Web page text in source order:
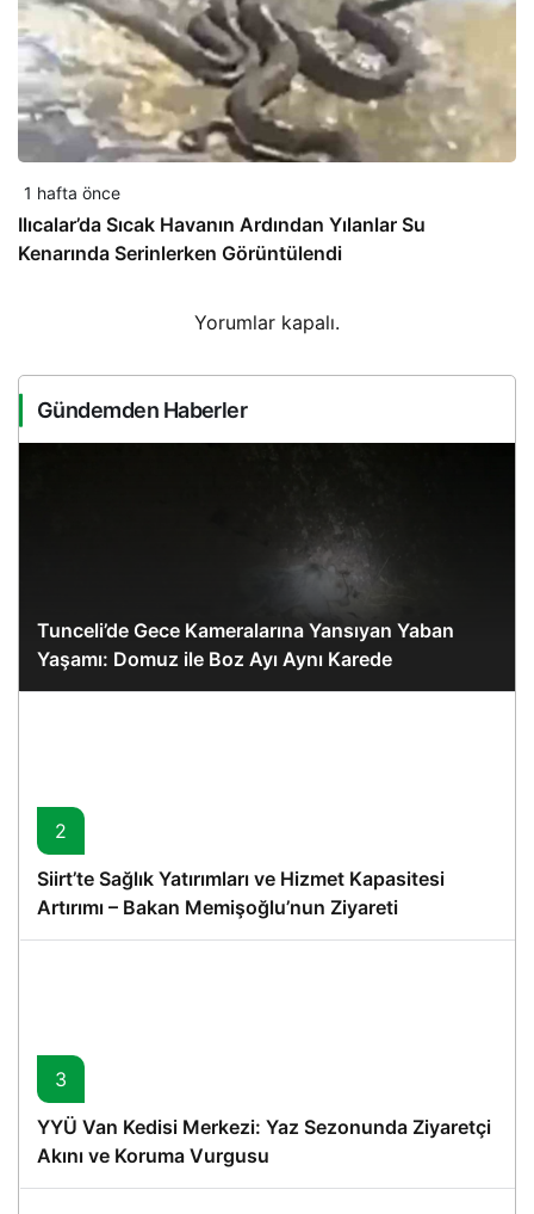
1 hafta önce
Ilıcalar’da Sıcak Havanın Ardından Yılanlar Su
Kenarında Serinlerken Görüntülendi
Yorumlar kapalı.
Gündemden Haberler
Tunceli’de Gece Kameralarına Yansıyan Yaban
Yaşamı: Domuz ile Boz Ayı Aynı Karede
2
Siirt’te Sağlık Yatırımları ve Hizmet Kapasitesi
Artırımı – Bakan Memişoğlu’nun Ziyareti
3
YYÜ Van Kedisi Merkezi: Yaz Sezonunda Ziyaretçi
Akını ve Koruma Vurgusu